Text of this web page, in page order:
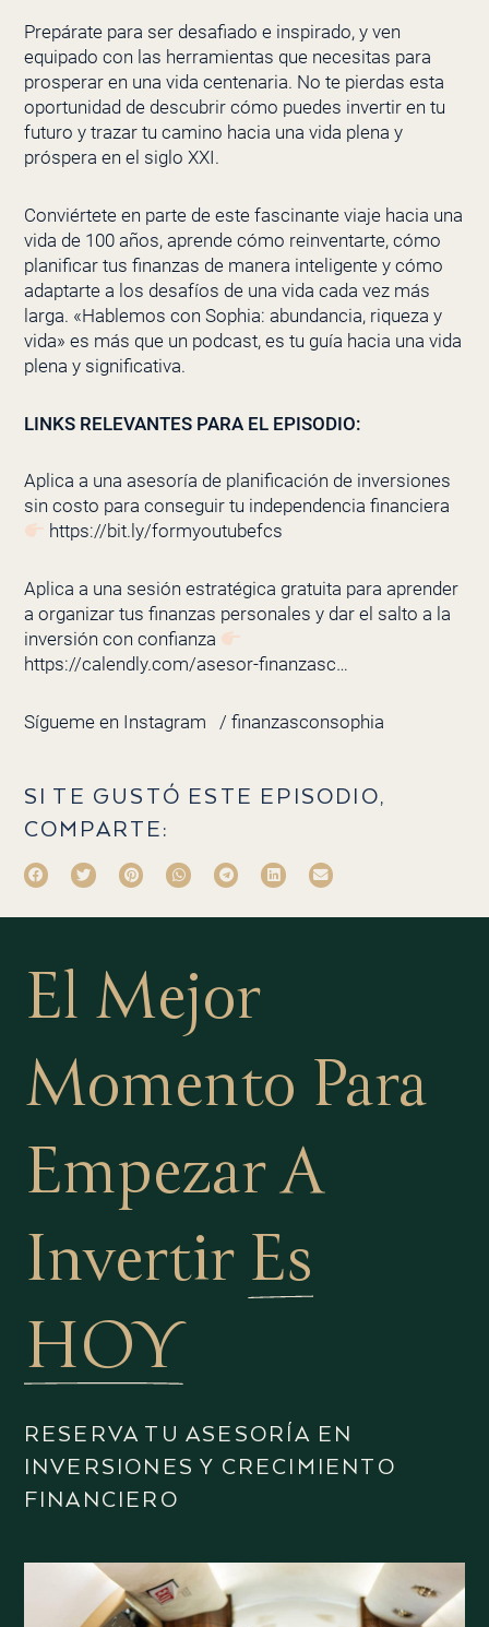
Prepárate para ser desafiado e inspirado, y ven
equipado con las herramientas que necesitas para
prosperar en una vida centenaria. No te pierdas esta
oportunidad de descubrir cómo puedes invertir en tu
futuro y trazar tu camino hacia una vida plena y
próspera en el siglo XXI.
Conviértete en parte de este fascinante viaje hacia una
vida de 100 años, aprende cómo reinventarte, cómo
planificar tus finanzas de manera inteligente y cómo
adaptarte a los desafíos de una vida cada vez más
larga. «Hablemos con Sophia: abundancia, riqueza y
vida» es más que un podcast, es tu guía hacia una vida
plena y significativa.
LINKS RELEVANTES PARA EL EPISODIO:
Aplica a una asesoría de planificación de inversiones
sin costo para conseguir tu independencia financiera
https://bit.ly/formyoutubefcs
Aplica a una sesión estratégica gratuita para aprender
a organizar tus finanzas personales y dar el salto a la
inversión con confianza
https://calendly.com/asesor-finanzasc…
Sígueme en Instagram / finanzasconsophia
SI TE GUSTÓ ESTE EPISODIO,
COMPARTE:
El Mejor
Momento Para
Empezar A
Invertir Es
HOY
RESERVA TU ASESORÍA EN
INVERSIONES Y CRECIMIENTO
FINANCIERO